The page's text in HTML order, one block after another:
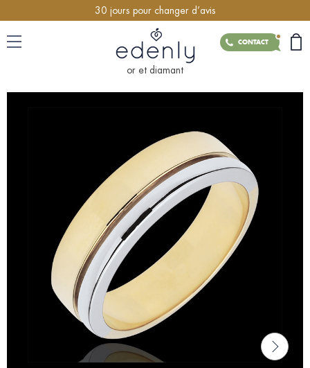
30 jours pour changer d’avis
CONTACT
or et diamant